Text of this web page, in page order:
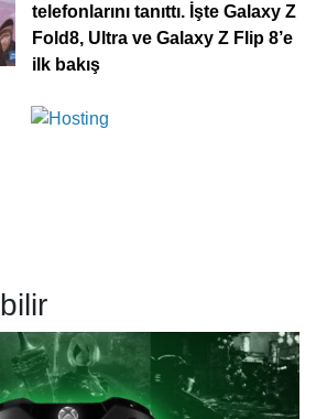
telefonlarını tanıttı. İşte Galaxy Z
Fold8, Ultra ve Galaxy Z Flip 8’e
ilk bakış